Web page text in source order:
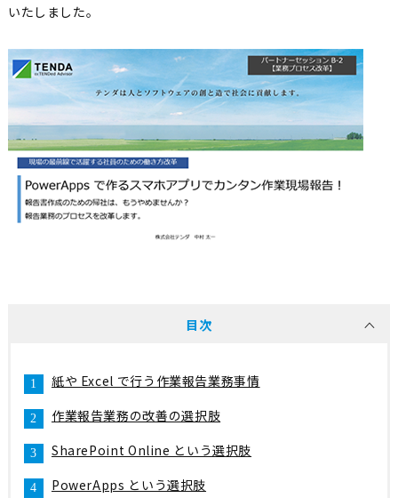
いたしました。
目次
紙や Excel で行う作業報告業務事情
作業報告業務の改善の選択肢
SharePoint Online という選択肢
PowerApps という選択肢